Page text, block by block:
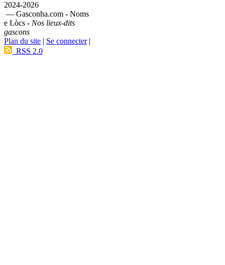
2024-2026
— Gasconha.com - Noms
e Lòcs - Nos lieux-dits
gascons
Plan du site | Se connecter|
RSS 2.0